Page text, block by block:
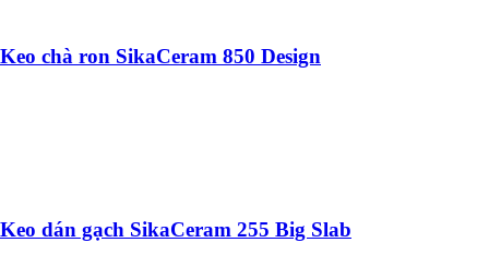
Keo chà ron SikaCeram 850 Design
Keo dán gạch SikaCeram 255 Big Slab